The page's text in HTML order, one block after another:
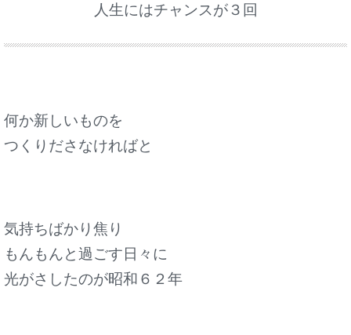
人生にはチャンスが３回
何か新しいものを
つくりださなければと
気持ちばかり焦り
もんもんと過ごす日々に
光がさしたのが昭和６２年